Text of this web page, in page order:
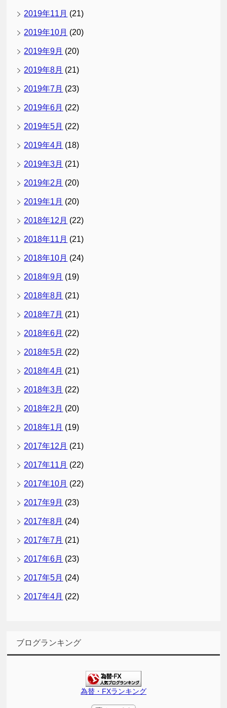
2019年11月 (21)
2019年10月 (20)
2019年9月 (20)
2019年8月 (21)
2019年7月 (23)
2019年6月 (22)
2019年5月 (22)
2019年4月 (18)
2019年3月 (21)
2019年2月 (20)
2019年1月 (20)
2018年12月 (22)
2018年11月 (21)
2018年10月 (24)
2018年9月 (19)
2018年8月 (21)
2018年7月 (21)
2018年6月 (22)
2018年5月 (22)
2018年4月 (21)
2018年3月 (22)
2018年2月 (20)
2018年1月 (19)
2017年12月 (21)
2017年11月 (22)
2017年10月 (22)
2017年9月 (23)
2017年8月 (24)
2017年7月 (21)
2017年6月 (23)
2017年5月 (24)
2017年4月 (22)
ブログランキング
為替・FXランキング